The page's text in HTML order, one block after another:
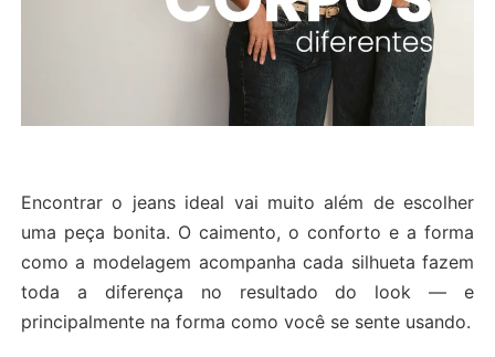
Encontrar o jeans ideal vai muito além de escolher
uma peça bonita. O caimento, o conforto e a forma
como a modelagem acompanha cada silhueta fazem
toda a diferença no resultado do look — e
principalmente na forma como você se sente usando.